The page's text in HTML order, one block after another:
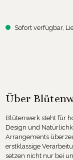
Sofort verfügbar,
Über
Blütenwerk steht für
Design und
Arrangements
erstklassige
setzen nicht nur bei